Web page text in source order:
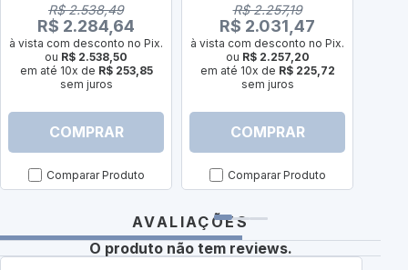
R$ 2.538,49
R$ 2.284,64
à vista com desconto no Pix.
ou R$ 2.538,50
em até 10x de R$ 253,85
sem juros
COMPRAR
Comparar Produto
R$ 2.257,19
R$ 2.031,47
à vista com desconto no Pix.
ou R$ 2.257,20
em até 10x de R$ 225,72
sem juros
COMPRAR
Comparar Produto
AVALIAÇÕES
O produto não tem reviews.